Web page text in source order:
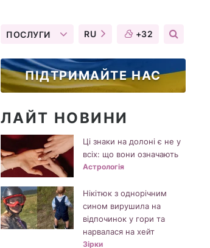
ПОСЛУГИ RU +32
ПІДТРИМАЙТЕ НАС
ЛАЙТ НОВИНИ
Ці знаки на долоні є не у
всіх: що вони означають
Астрологія
Нікітюк з однорічним
сином вирушила на
відпочинок у гори та
нарвалася на хейт
Зірки